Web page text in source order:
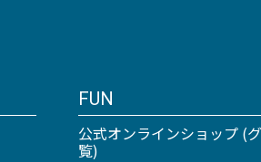
FUN
公式オンラインショップ (
覧)